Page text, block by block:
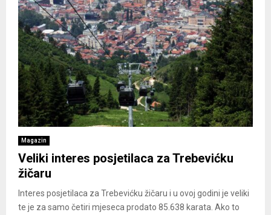
Magazin
Veliki interes posjetilaca za Trebevićku
žičaru
Interes posjetilaca za Trebevićku žičaru i u ovoj godini je veliki
te je za samo četiri mjeseca prodato 85.638 karata. Ako to